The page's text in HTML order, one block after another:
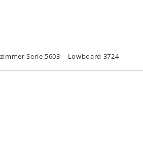
Serie 5603 – Lowboard 3724